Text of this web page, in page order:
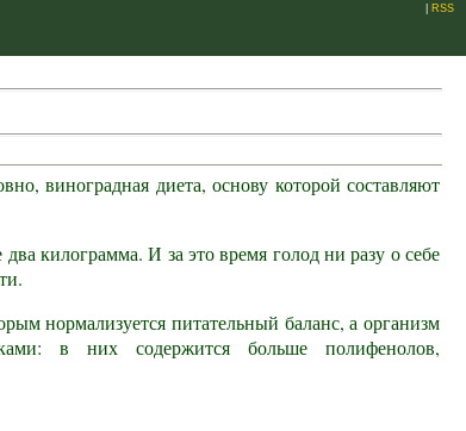
RSS
виноградная диета, основу которой составляют
килограмма. И за это время голод ни разу о себе
нормализуется питательный баланс, а организм
в них содержится больше полифенолов,